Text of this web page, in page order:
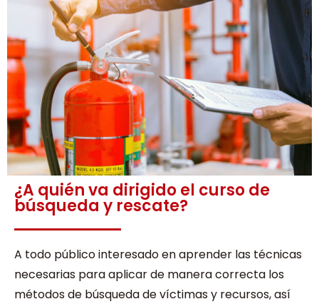
¿A quién va dirigido el curso de
búsqueda y rescate?
A todo público interesado en aprender las técnicas
necesarias para aplicar de manera correcta los
métodos de búsqueda de víctimas y recursos, así